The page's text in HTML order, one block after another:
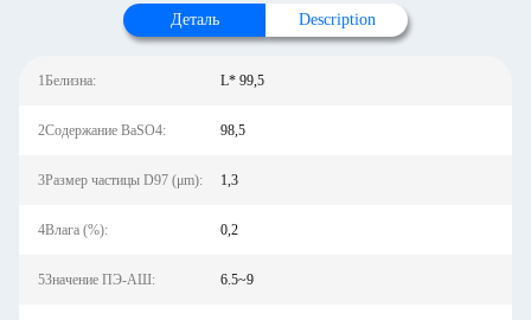
Деталь Description
1Белизна: L* 99,5
2Содержание BaSO4: 98,5
3Размер частицы D97 (μm): 1,3
4Влага (%): 0,2
5Значение ПЭ-АШ: 6.5~9